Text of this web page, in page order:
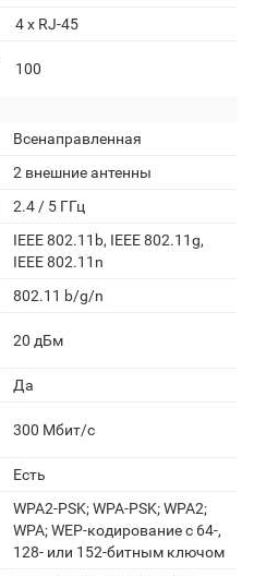
4 x RJ-45
100
Всенаправленная
2 внешние антенны
2.4 / 5 ГГц
IEEE 802.11b, IEEE 802.11g,
IEEE 802.11n
802.11 b/g/n
20 дБм
Да
300 Мбит/с
Есть
WPA2-PSK; WPA-PSK; WPA2;
WPA; WEP-кодирование с 64-,
128- или 152-битным ключом